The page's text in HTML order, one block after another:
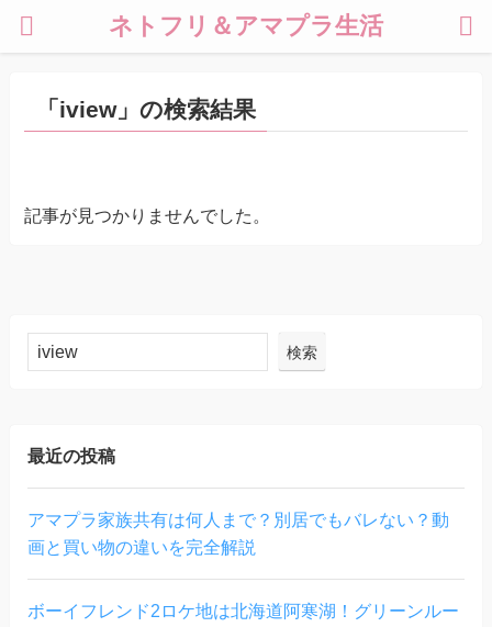
ネトフリ＆アマプラ生活
「iview」の検索結果
記事が見つかりませんでした。
検索
最近の投稿
アマプラ家族共有は何人まで？別居でもバレない？動
画と買い物の違いを完全解説
ボーイフレンド2ロケ地は北海道阿寒湖！グリーンルー